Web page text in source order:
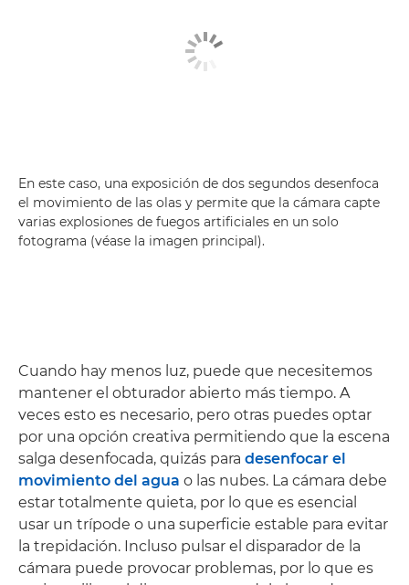
En este caso, una exposición de dos segundos desenfoca
el movimiento de las olas y permite que la cámara capte
varias explosiones de fuegos artificiales en un solo
fotograma (véase la imagen principal).
Cuando hay menos luz, puede que necesitemos
mantener el obturador abierto más tiempo. A
veces esto es necesario, pero otras puedes optar
por una opción creativa permitiendo que la escena
salga desenfocada, quizás para desenfocar el
movimiento del agua o las nubes. La cámara debe
estar totalmente quieta, por lo que es esencial
usar un trípode o una superficie estable para evitar
la trepidación. Incluso pulsar el disparador de la
cámara puede provocar problemas, por lo que es